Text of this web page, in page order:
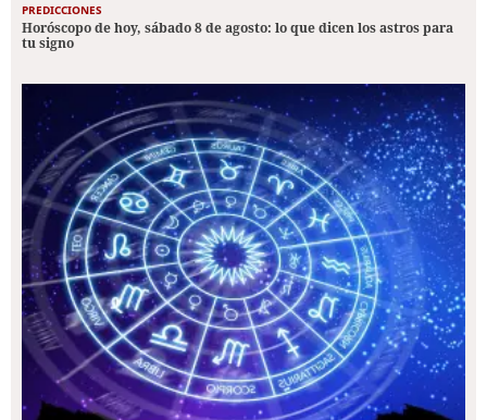
PREDICCIONES
Horóscopo de hoy, sábado 8 de agosto: lo que dicen los astros para
tu signo